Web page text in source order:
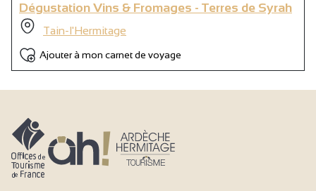
Dégustation Vins & Fromages - Terres de Syrah
Tain-l'Hermitage
Ajouter à mon carnet de voyage